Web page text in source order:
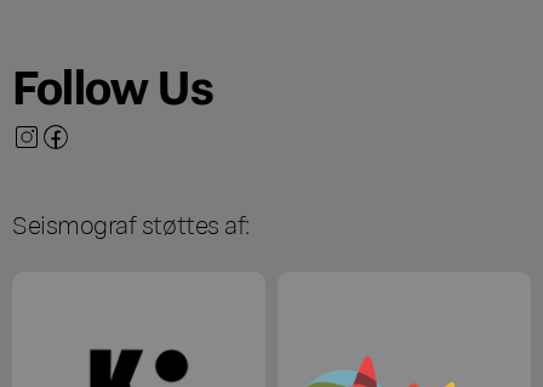
Follow Us
Seismograf støttes af: